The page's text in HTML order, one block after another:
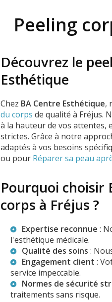
Peeling
Découvrez le
Esthétique
Chez BA Centre Esthétique,
du corps de qualité à Fréjus.
à la hauteur de vos attentes,
strictes. Grâce à notre
adaptés à vos besoins
ou pour Réparer sa peau
Pourquoi choisir
corps à Fréjus ?
Expertise reconnue :
l'esthétique médicale.
Qualité des soins :
Engagement client :
service impeccable.
Normes de sécurité
traitements sans risque.